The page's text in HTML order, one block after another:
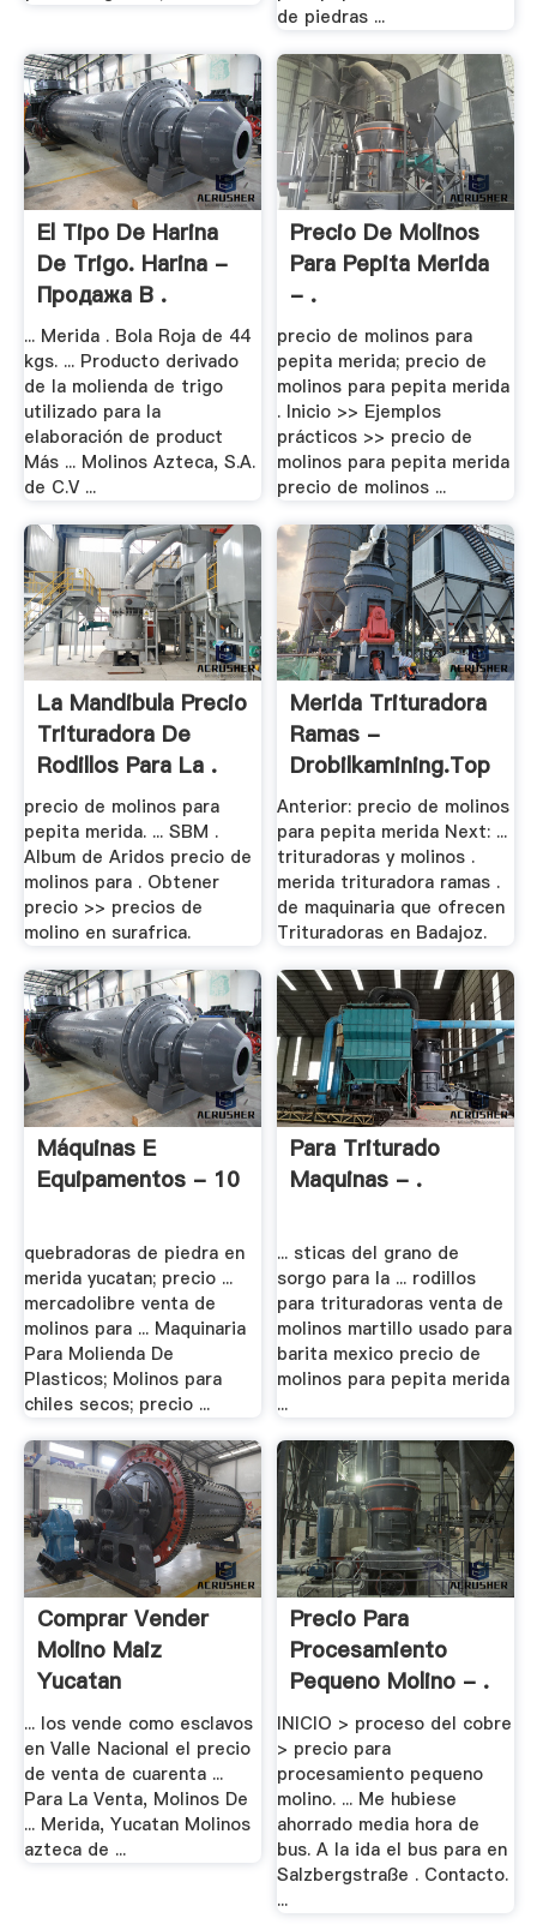
de piedras ...
El Tipo De Harina
De Trigo. Harina -
Продажа В .
... Merida . Bola Roja de 44
kgs. ... Producto derivado
de la molienda de trigo
utilizado para la
elaboración de product
Más ... Molinos Azteca, S.A.
de C.V ...
Precio De Molinos
Para Pepita Merida
- .
precio de molinos para
pepita merida; precio de
molinos para pepita merida
. Inicio >> Ejemplos
prácticos >> precio de
molinos para pepita merida
precio de molinos ...
La Mandibula Precio
Trituradora De
Rodillos Para La .
precio de molinos para
pepita merida. ... SBM .
Album de Aridos precio de
molinos para . Obtener
precio >> precios de
molino en surafrica.
Merida Trituradora
Ramas -
Drobilkamining.top
Anterior: precio de molinos
para pepita merida Next: ...
trituradoras y molinos .
merida trituradora ramas .
de maquinaria que ofrecen
Trituradoras en Badajoz.
Máquinas E
Equipamentos - 10
quebradoras de piedra en
merida yucatan; precio ...
mercadolibre venta de
molinos para ... Maquinaria
Para Molienda De
Plasticos; Molinos para
chiles secos; precio ...
Para Triturado
Maquinas - .
... sticas del grano de
sorgo para la ... rodillos
para trituradoras venta de
molinos martillo usado para
barita mexico precio de
molinos para pepita merida
...
Comprar Vender
Molino Maiz
Yucatan
... los vende como esclavos
en Valle Nacional el precio
de venta de cuarenta ...
Para La Venta, Molinos De
... Merida, Yucatan Molinos
azteca de ...
Precio Para
Procesamiento
Pequeno Molino - .
INICIO > proceso del cobre
> precio para
procesamiento pequeno
molino. ... Me hubiese
ahorrado media hora de
bus. A la ida el bus para en
Salzbergstraße . Contacto.
...